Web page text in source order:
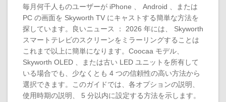
毎月何千人ものユーザーが iPhone 、 Android 、または
PC の画面を Skyworth TV にキャストする簡単な方法を
探しています。良いニュース ： 2026 年には、 Skyworth
スマートテレビのスクリーンをミラーリングすることは
これまで以上に簡単になります。Coocaa モデル、
Skyworth OLED 、または古い LED ユニットを所有して
いる場合でも、少なくとも 4 つの信頼性の高い方法から
選択できます。このガイドでは、各オプションの説明、
使用時期の説明、 5 分以内に設定する方法を示します。